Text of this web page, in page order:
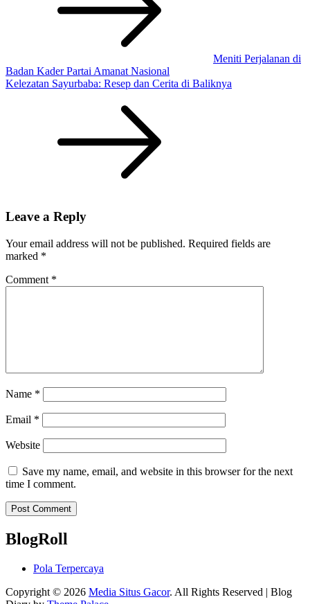
Meniti Perjalanan di
Badan Kader Partai Amanat Nasional
Kelezatan Sayurbaba: Resep dan Cerita di Baliknya
Leave a Reply
Your email address will not be published. Required fields are
marked *
Comment *
Name *
Email *
Website
Save my name, email, and website in this browser for the next
time I comment.
BlogRoll
Pola Terpercaya
Copyright © 2026 Media Situs Gacor. All Rights Reserved | Blog